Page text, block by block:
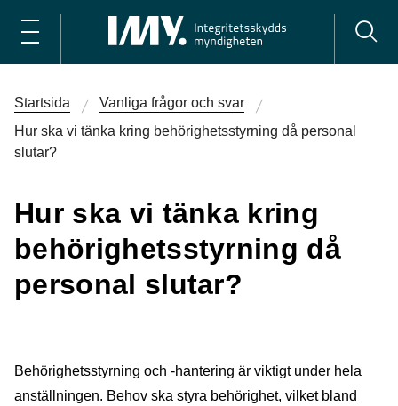
Startsida
Vanliga frågor och svar
Hur ska vi tänka kring behörighets­styrning då personal
slutar?
Hur ska vi tänka kring
behörighets­styrning då
personal slutar?
Behörighetsstyrning och -hantering är viktigt under hela
anställningen. Behov ska styra behörighet, vilket bland